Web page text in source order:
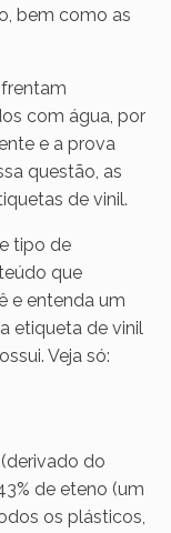
bem como as
com água, por
e a prova
questão, as
de vinil.
tipo de
que
e entenda um
etiqueta de vinil
Veja só:
do
de eteno (um
os plásticos,